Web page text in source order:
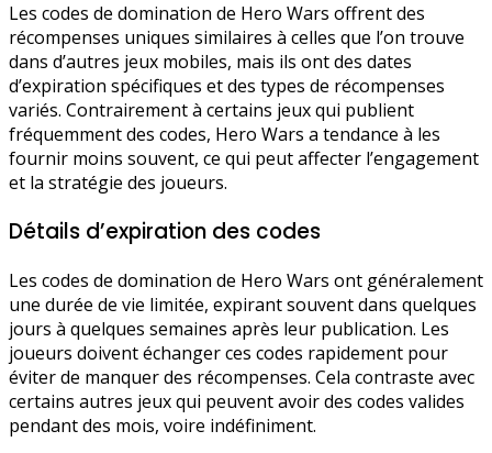
Les codes de domination de Hero Wars offrent des
récompenses uniques similaires à celles que l’on trouve
dans d’autres jeux mobiles, mais ils ont des dates
d’expiration spécifiques et des types de récompenses
variés. Contrairement à certains jeux qui publient
fréquemment des codes, Hero Wars a tendance à les
fournir moins souvent, ce qui peut affecter l’engagement
et la stratégie des joueurs.
Détails d’expiration des codes
Les codes de domination de Hero Wars ont généralement
une durée de vie limitée, expirant souvent dans quelques
jours à quelques semaines après leur publication. Les
joueurs doivent échanger ces codes rapidement pour
éviter de manquer des récompenses. Cela contraste avec
certains autres jeux qui peuvent avoir des codes valides
pendant des mois, voire indéfiniment.